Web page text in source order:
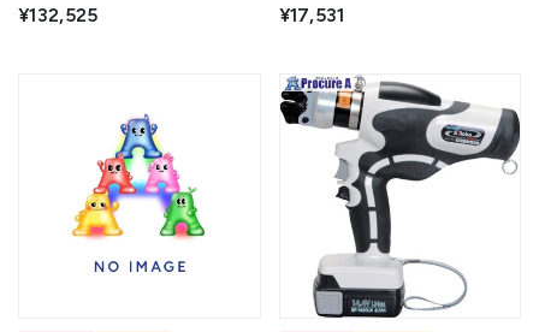
(50183) ISK-RWC15P 1台 ▼722-
¥132,525
テリー DCBP318-JP 1個 ▼713-
¥17,531